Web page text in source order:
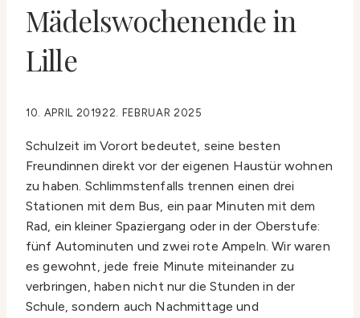
Mädelswochenende in
Lille
10. APRIL 201922. FEBRUAR 2025
Schulzeit im Vorort bedeutet, seine besten
Freundinnen direkt vor der eigenen Haustür wohnen
zu haben. Schlimmstenfalls trennen einen drei
Stationen mit dem Bus, ein paar Minuten mit dem
Rad, ein kleiner Spaziergang oder in der Oberstufe:
fünf Autominuten und zwei rote Ampeln. Wir waren
es gewohnt, jede freie Minute miteinander zu
verbringen, haben nicht nur die Stunden in der
Schule, sondern auch Nachmittage und